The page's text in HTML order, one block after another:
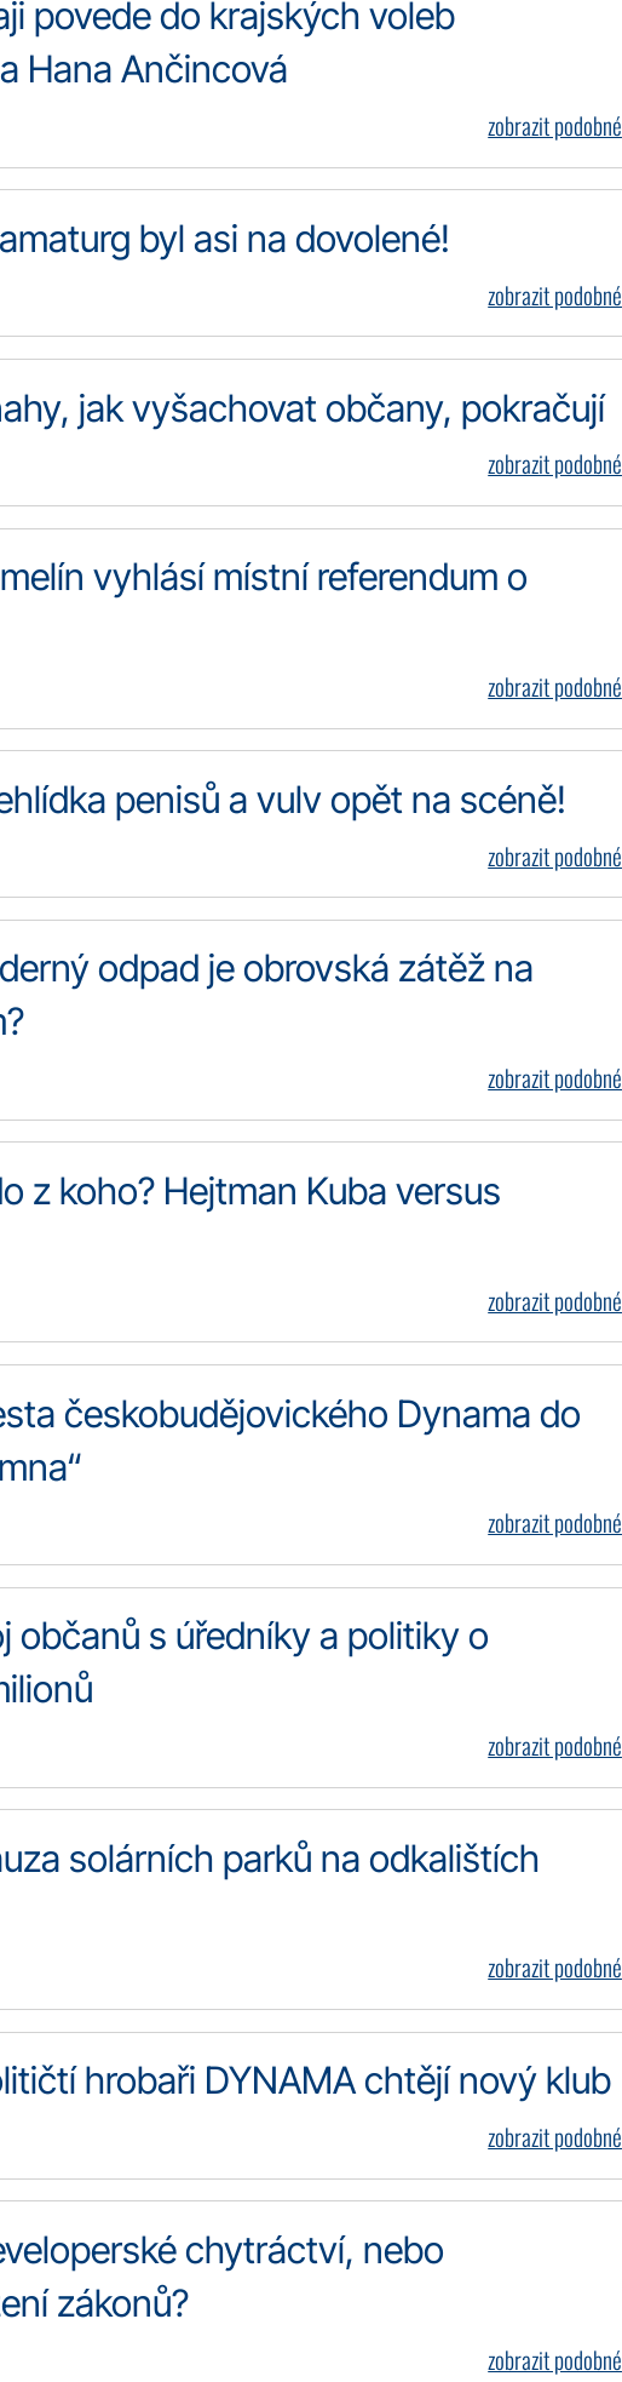
povede do krajských voleb
Hana Ančincová
zobrazit podobné
byl asi na dovolené!
zobrazit podobné
jak vyšachovat občany, pokračují
zobrazit podobné
vyhlásí místní referendum o
zobrazit podobné
penisů a vulv opět na scéně!
zobrazit podobné
odpad je obrovská zátěž na
zobrazit podobné
z koho? Hejtman Kuba versus
zobrazit podobné
českobudějovického Dynama do
zobrazit podobné
občanů s úředníky a politiky o
zobrazit podobné
solárních parků na odkalištích
zobrazit podobné
hrobaři DYNAMA chtějí nový klub
zobrazit podobné
chytráctví, nebo
zákonů?
zobrazit podobné